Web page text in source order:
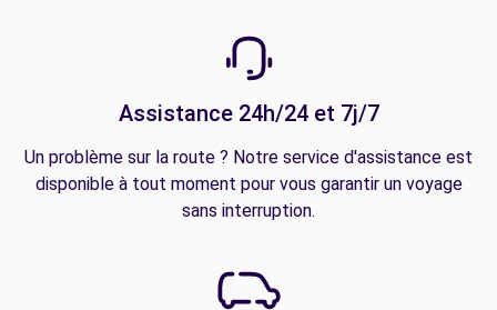
Assistance 24h/24 et 7j/7
Un problème sur la route ? Notre service d'assistance est
disponible à tout moment pour vous garantir un voyage
sans interruption.